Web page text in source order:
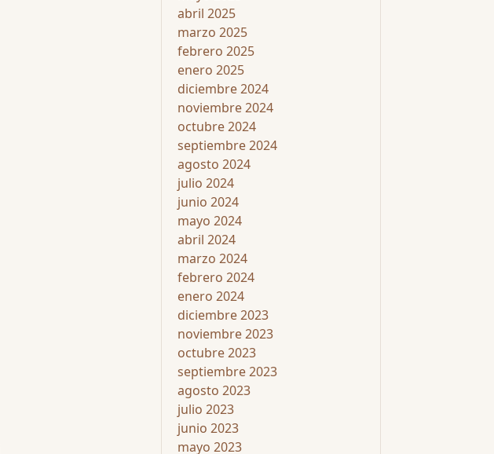
abril 2025
marzo 2025
febrero 2025
enero 2025
diciembre 2024
noviembre 2024
octubre 2024
septiembre 2024
agosto 2024
julio 2024
junio 2024
mayo 2024
abril 2024
marzo 2024
febrero 2024
enero 2024
diciembre 2023
noviembre 2023
octubre 2023
septiembre 2023
agosto 2023
julio 2023
junio 2023
mayo 2023